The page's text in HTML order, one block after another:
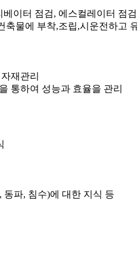
이터 점검, 에스컬레이터 점검
물에 부착,조립,시운전하고
재관리
통하여 성능과 효율을 관리
파, 침수)에 대한 지식 등